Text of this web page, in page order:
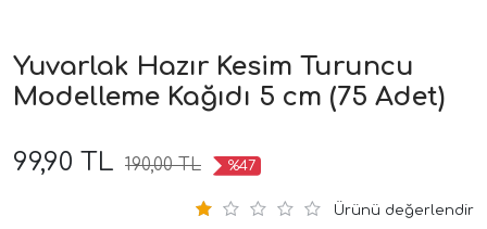
Yuvarlak Hazır Kesim Turuncu
Modelleme Kağıdı 5 cm (75 Adet)
99,90 TL 190,00 TL %47
Ürünü değerlendir